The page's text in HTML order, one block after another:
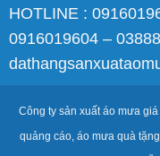
HOTLINE :
0916019604 –
Công ty sản xuất áo mưa
quảng cáo, áo mưa quà